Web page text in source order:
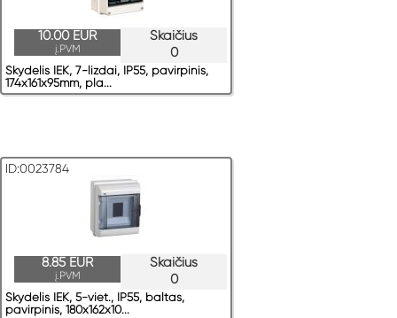
Skaičius
0
10.00 EUR
į.PVM
Skydelis IEK, 7-lizdai, IP55, pavirрinis,
174x161x95mm, pla...
ID:0023784
Skaičius
0
8.85 EUR
į.PVM
Skydelis IEK, 5-viet., IP55, baltas,
pavirрinis, 180x162x10...